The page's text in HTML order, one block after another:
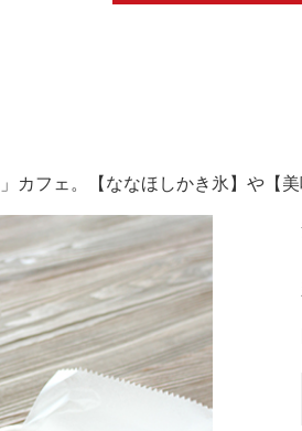
カフェ。【ななほしかき氷】や【